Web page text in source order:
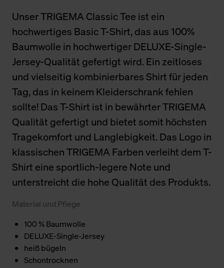
Unser TRIGEMA Classic Tee ist ein
hochwertiges Basic T-Shirt, das aus 100%
Baumwolle in hochwertiger DELUXE-Single-
Jersey-Qualität gefertigt wird. Ein zeitloses
und vielseitig kombinierbares Shirt für jeden
Tag, das in keinem Kleiderschrank fehlen
sollte! Das T-Shirt ist in bewährter TRIGEMA
Qualität gefertigt und bietet somit höchsten
Tragekomfort und Langlebigkeit. Das Logo in
klassischen TRIGEMA Farben verleiht dem T-
Shirt eine sportlich-legere Note und
unterstreicht die hohe Qualität des Produkts.
Material und Pflege
100 % Baumwolle
DELUXE-Single-Jersey
heiß bügeln
Schontrocknen